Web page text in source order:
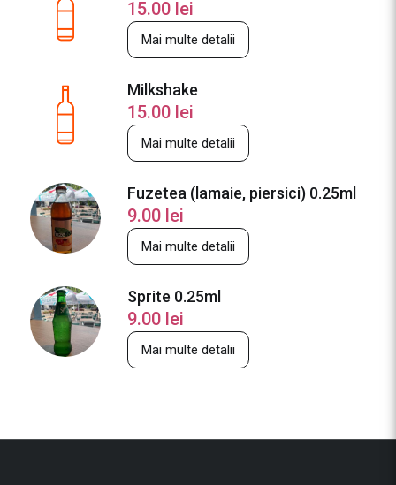
15.00 lei
Mai multe detalii
Milkshake
15.00 lei
Mai multe detalii
Fuzetea (lamaie, piersici) 0.25ml
9.00 lei
Mai multe detalii
Sprite 0.25ml
9.00 lei
Mai multe detalii